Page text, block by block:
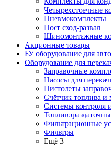
Четырехстоечные
Пневмокомплекты
Пост сход-развал
Шиномонтажные
Акционные товары
БУ оборудование для
Оборудование для
Заправочные
Насосы для
Пистолеты
Счётчик топлива и
Системы контроля
Фильтрационные
Фильтры
Ещё 3